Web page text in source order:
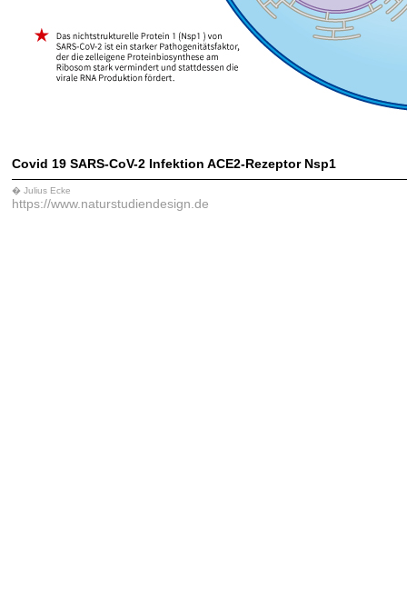
Covid 19 SARS-CoV-2 Infektion ACE2-Rezeptor Nsp1
� Julius Ecke
https://www.naturstudiendesign.de